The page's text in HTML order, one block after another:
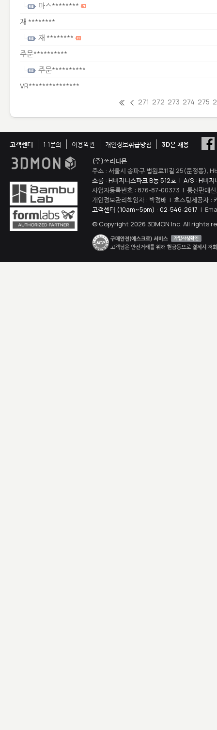
마스********
재 ********
재 ********
주문**********
주문**********
VR***************
271 272 273 274 275
고객센터 1:1문의 이용약관 개인정보취급방침
3D몬 채용
(주)쓰리디몬
주소 : 서울시 송파구 법원로11길 25(문정동),
쇼룸 : H비지니스파크 B동 512호 | A/S : H비지
사업자등록번호 : 876-87-00373 | 통신판매
개인정보관리책임자 : 박정배 | 호스팅제공자 :
고객센터 (10am~5pm) : 02-546-2617 |
© Copyright 2026 3DMON Inc. All rights